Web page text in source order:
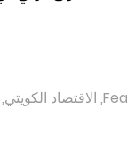
, الاقتصاد الكويتي,